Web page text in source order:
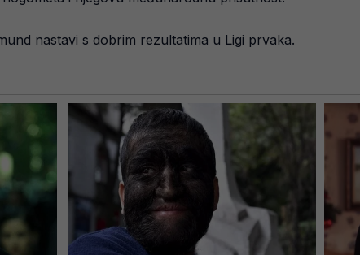
nastavi s dobrim rezultatima u Ligi prvaka.